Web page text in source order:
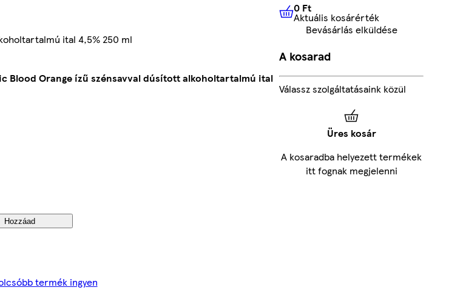
ital 4,5% 250 ml
Blood Orange ízű szénsavval dúsított alkoholtartalmú ital
Hozzáad
termék ingyen
0 FtAktuális kosárérték
0 Ft
Aktuális kosárérték
Bevásárlás elküldése
A kosarad
Válassz szolgáltatásaink közül
Üres kosár
A kosaradba helyezett termékek
itt fognak megjelenni